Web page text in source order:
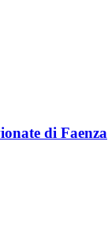
di Faenza